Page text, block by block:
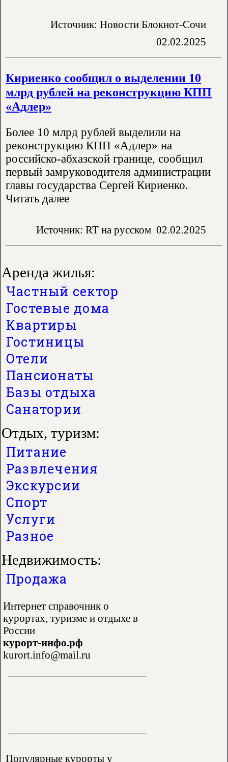
Аренда жилья:
Частный сектор
Гостевые дома
Квартиры
Гостиницы
Отели
Пансионаты
Базы отдыха
Санатории
Отдых, туризм:
Питание
Развлечения
Экскурсии
Спорт
Услуги
Разное
Недвижимость:
Продажа
Интернет справочник о
курортах, туризме и отдыхе в
России
курорт-инфо.рф
kurort.info@mail.ru
Популярные курорты у
Источник: Новости Блокнот-Сочи
02.02.2025
Кириенко сообщил о выделении 10
млрд рублей на реконструкцию КПП
«Адлер»
Более 10 млрд рублей выделили на
реконструкцию КПП «Адлер» на
российско-абхазской границе, сообщил
первый замруководителя администрации
главы государства Сергей Кириенко.
Читать далее
Источник: RT на русском 02.02.2025